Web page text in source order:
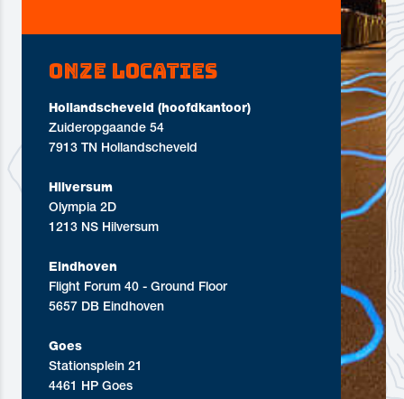
Onze locaties
Hollandscheveld (hoofdkantoor)
Zuideropgaande 54
7913 TN Hollandscheveld
Hilversum
Olympia 2D
1213 NS Hilversum
Eindhoven
Flight Forum 40 - Ground Floor
5657 DB Eindhoven
Goes
Stationsplein 21
4461 HP Goes